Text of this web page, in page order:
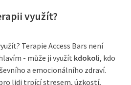
využít?
Terapie Access Bars není
- může ji využít kdokoli, kdo
a emocionálního zdraví.
lidi trpící stresem, úzkostí,